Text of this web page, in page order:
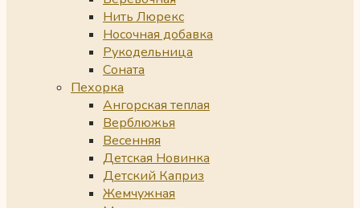
Нить Люрекс
Носочная добавка
Рукодельница
Соната
Пехорка
Ангорская теплая
Верблюжья
Весенняя
Детская Новинка
Детский Каприз
Жемчужная